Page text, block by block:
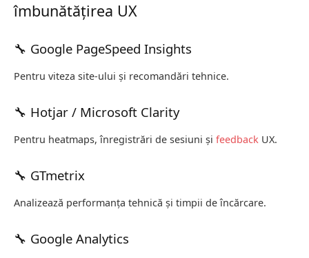
îmbunătățirea UX
🔧 Google PageSpeed Insights
Pentru viteza site-ului și recomandări tehnice.
🔧 Hotjar / Microsoft Clarity
Pentru heatmaps, înregistrări de sesiuni și feedback UX.
🔧 GTmetrix
Analizează performanța tehnică și timpii de încărcare.
🔧 Google Analytics